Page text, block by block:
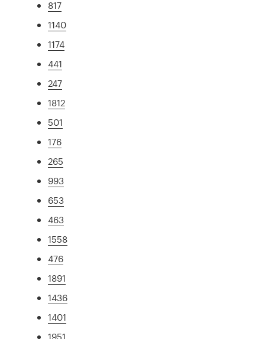
817
1140
1174
441
247
1812
501
176
265
993
653
463
1558
476
1891
1436
1401
1951